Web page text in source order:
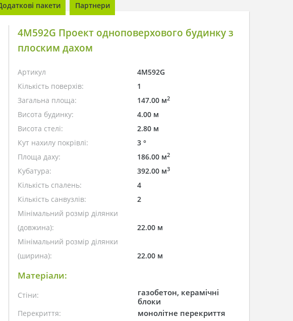
пакети Партнери
4M592G Проект одноповерхового будинку з
плоским дахом
Артикул
4M592G
Кількість поверхів:
1
Загальна площа:
147.00 м2
Висота будинку:
4.00 м
Висота стелі:
2.80 м
Кут нахилу покрівлі:
3 °
Площа даху:
186.00 м2
Кубатура: 392.00 м3
Кількість спалень:
4
Кількість санвузлів:
2
Мінімальний розмір ділянки
(довжина):
22.00 м
Мінімальний розмір ділянки
(ширина):
22.00 м
Матеріали:
Стіни:
газобетон, керамічні
блоки
Перекриття: монолітне перекриття